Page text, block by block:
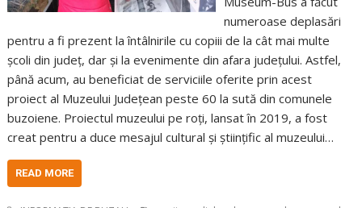
numeroase deplasări
pentru a fi prezent la întâlnirile cu copiii de la cât mai multe
școli din județ, dar și la evenimente din afara județului. Astfel,
până acum, au beneficiat de serviciile oferite prin acest
proiect al Muzeului Județean peste 60 la sută din comunele
buzoiene. Proiectul muzeului pe roți, lansat în 2019, a fost
creat pentru a duce mesajul cultural şi ştiinţific al muzeului…
READ MORE